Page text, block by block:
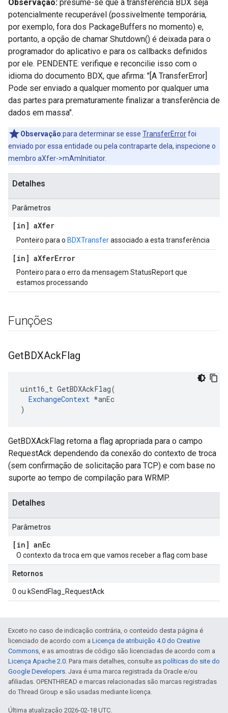
Observação: presume-se que a transferência BDX seja
potencialmente recuperável (possivelmente temporária,
por exemplo, fora dos PackageBuffers no momento) e,
portanto, a opção de chamar Shutdown() é deixada para o
programador do aplicativo e para os callbacks definidos
por ele. PENDENTE: verifique e reconcilie isso com o
idioma do documento BDX, que afirma: "[A TransferError]
Pode ser enviado a qualquer momento por qualquer uma
das partes para prematuramente finalizar a transferência de
dados em massa".
Observação:para determinar se esse TransferErrorfoi
enviado por essa entidade ou pela contraparte dela, inspecione o
membro aXfer->mAmInitiator.
Detalhes
Parâmetros
[in] aXfer
Ponteiro para o BDXTransferassociado a esta transferência
[in] aXferError
Ponteiro para o erro da mensagem StatusReport que
estamos processando
Funções
GetBDXAckFlag
uint16_t GetBDXAckFlag(
ExchangeContext *anEc
)
GetBDXAckFlag retorna a flag apropriada para o campo
RequestAck dependendo da conexão do contexto de troca
(sem confirmação de solicitação para TCP) e com base no
suporte ao tempo de compilação para WRMP.
Detalhes
Parâmetros
[in] anEc
O contexto da troca em que vamos receber a flag com base
Retornos
0 ou kSendFlag_RequestAck
Exceto no caso de indicação contrária, o conteúdo desta página é
licenciado de acordo com a Licença de atribuição 4.0 do Creative
Commons, e as amostras de código são licenciadas de acordo com a
Licença Apache 2.0. Para mais detalhes, consulte as políticas do site do
Google Developers. Java é uma marca registrada da Oracle e/ou
afiliadas. OPENTHREAD e marcas relacionadas são marcas registradas
do Thread Group e são usadas mediante licença.
Última atualização 2026-02-18 UTC.